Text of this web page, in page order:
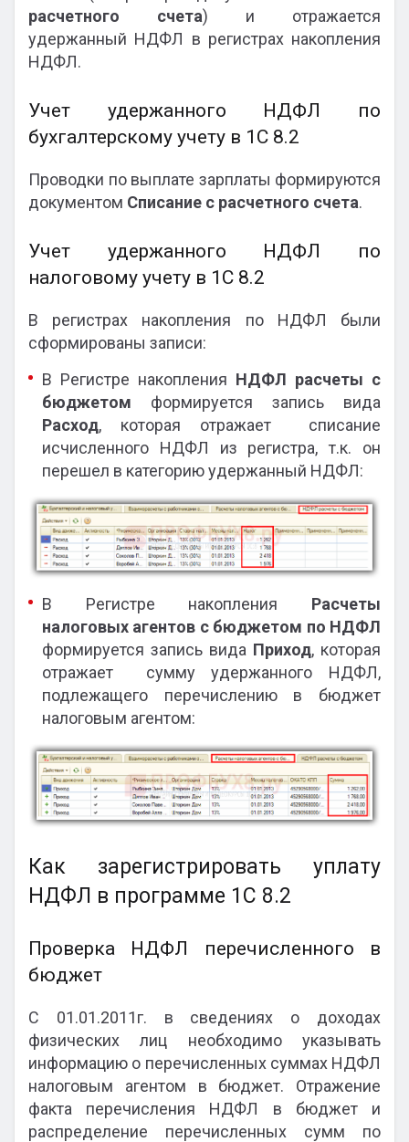
расчетного счета) и отражается
удержанный НДФЛ в регистрах накопления
НДФЛ.
Учет удержанного НДФЛ по
бухгалтерскому учету в 1С 8.2
Проводки по выплате зарплаты формируются
документом Списание с расчетного счета.
Учет удержанного НДФЛ по
налоговому учету в 1С 8.2
В регистрах накопления по НДФЛ были
сформированы записи:
В Регистре накопления НДФЛ расчеты с
бюджетом формируется запись вида
Расход, которая отражает списание
исчисленного НДФЛ из регистра, т.к. он
перешел в категорию удержанный НДФЛ:
В Регистре накопления Расчеты
налоговых агентов с бюджетом по НДФЛ
формируется запись вида Приход, которая
отражает сумму удержанного НДФЛ,
подлежащего перечислению в бюджет
налоговым агентом:
Как зарегистрировать уплату
НДФЛ в программе 1С 8.2
Проверка НДФЛ перечисленного в
бюджет
С 01.01.2011г. в сведениях о доходах
физических лиц необходимо указывать
информацию о перечисленных суммах НДФЛ
налоговым агентом в бюджет. Отражение
факта перечисления НДФЛ в бюджет и
распределение перечисленных сумм по